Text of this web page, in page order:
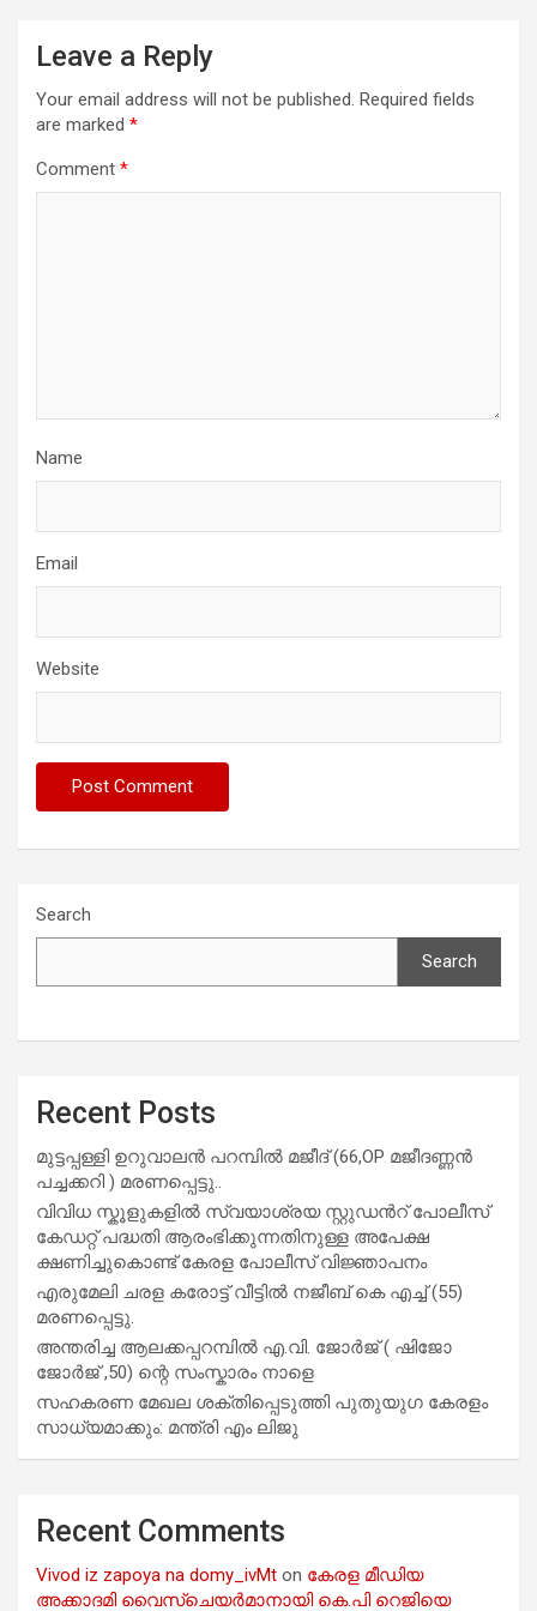
Leave a Reply
Your email address will not be published. Required fields
are marked *
Comment *
Name
Email
Website
Search
Search
Recent Posts
മുട്ടപ്പള്ളി ഉറുവാലൻ പറമ്പിൽ മജീദ് (66,OP മജീദണ്ണൻ
പച്ചക്കറി ) മരണപ്പെട്ടു..
വിവിധ സ്കൂളുകളില്‍ സ്വയാശ്രയ സ്റ്റുഡന്‍റ് പോലീസ്
കേഡറ്റ് പദ്ധതി ആരംഭിക്കുന്നതിനുള്ള അപേക്ഷ
ക്ഷണിച്ചുകൊണ്ട് കേരള പോലീസ് വിജ്ഞാപനം
എരുമേലി ചരള കരോട്ട് വീട്ടിൽ നജീബ് കെ എച്ച് (55)
മരണപ്പെട്ടു.
അന്തരിച്ച ആ​ല​ക്ക​പ്പ​റമ്പിൽ​ എ.​വി. ജോ​ർ​ജ് ( ഷിജോ
ജോർജ് ,50) ന്റെ സംസ്കാരം നാളെ
സഹകരണ മേഖല ശക്തിപ്പെടുത്തി പുതുയുഗ കേരളം
സാധ്യമാക്കും: മന്ത്രി എം ലിജു
Recent Comments
Vivod iz zapoya na domy_ivMt on കേരള മീഡിയ
അക്കാദമി വൈസ്ചെയർമാനായി കെ.പി റെജിയെ